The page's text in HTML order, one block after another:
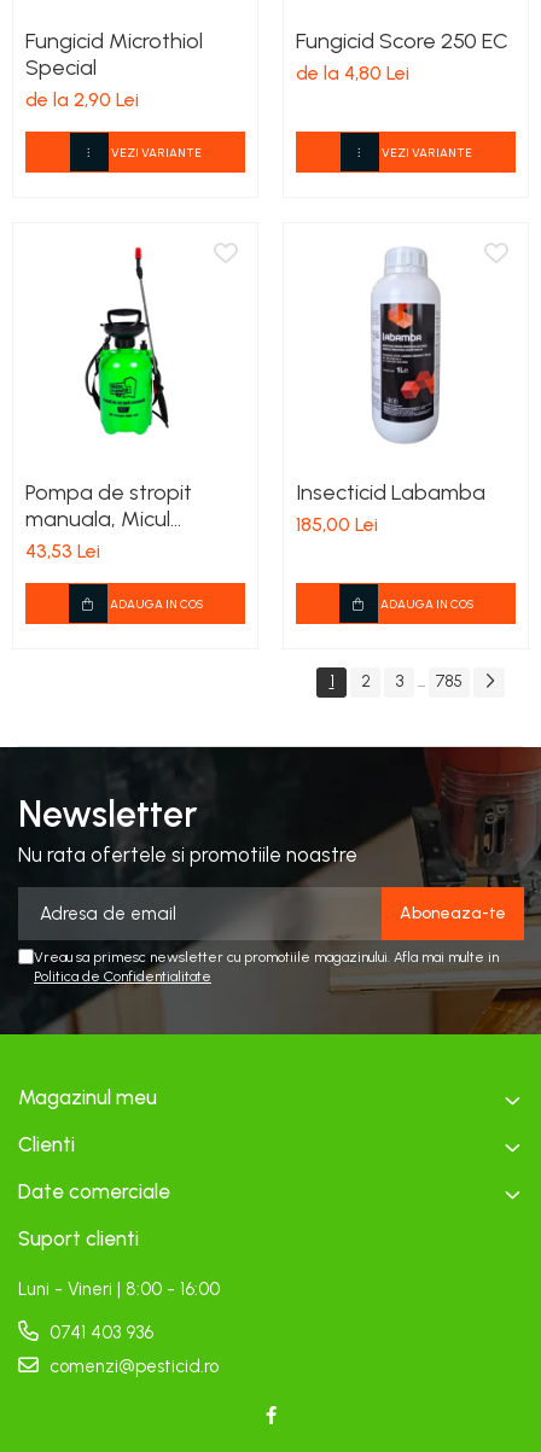
Fungicid Microthiol
Special
de la 2,90 Lei
VEZI VARIANTE
Fungicid Score 250 EC
de la 4,80 Lei
VEZI VARIANTE
Pompa de stropit
manuala, Micul
Fermier 5L
43,53 Lei
ADAUGA IN COS
Insecticid Labamba
185,00 Lei
ADAUGA IN COS
1 2 3 ... 785
Newsletter
Nu rata ofertele si promotiile noastre
Vreau sa primesc newsletter cu promotiile magazinului. Afla mai multe in
Politica de Confidentialitate
Magazinul meu
Clienti
Date comerciale
Suport clienti
Luni - Vineri | 8:00 - 16:00
0741 403 936
comenzi@pesticid.ro